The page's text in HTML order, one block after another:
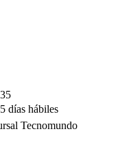
días hábiles
Tecnomundo